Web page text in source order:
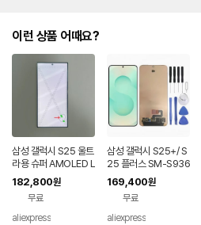
는
대
략
안
내
를
나
는
이런 상품 어때요?
삼성 갤럭시 S25 울트
라용 슈퍼 AMOLED L
CD 디스플레이 터치
스크린 디지타이저 어
셈블리 (S25U) - 불량
품
182,800원
무료
aliexpress
삼성 갤럭시 S25+/ S
25 플러스 SM-S936
U/S936B 휴대폰 액
세서리에 적합한 프레
임 포함 오리지널 AM
OLED 스크린
169,400원
무료
aliexpress